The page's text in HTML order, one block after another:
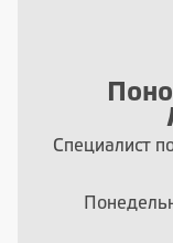
Специалист